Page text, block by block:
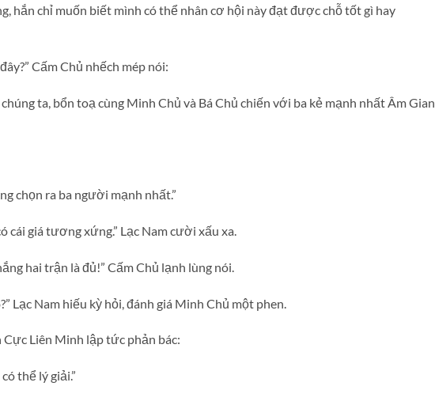
hắn chỉ muốn biết mình có thể nhân cơ hội này đạt được chỗ tốt gì hay
Cấm Chủ nhếch mép nói:
ta, bổn toạ cùng Minh Chủ và Bá Chủ chiến với ba kẻ mạnh nhất Âm Gian
chọn ra ba người mạnh nhất.”
cái giá tương xứng.” Lạc Nam cười xấu xa.
hai trận là đủ!” Cấm Chủ lạnh lùng nói.
Lạc Nam hiếu kỳ hỏi, đánh giá Minh Chủ một phen.
Liên Minh lập tức phản bác:
thể lý giải.”